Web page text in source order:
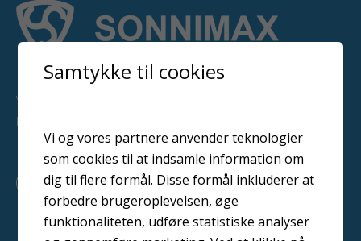
Vi leverer professionelle løsninger til overfladebehandling i
hele Danmark
L
i
n
k
e
Y
o
u
t
u
Samtykke til cookies
Vi og vores partnere anvender teknologier
som cookies til at indsamle information om
dig til flere formål. Disse formål inkluderer at
forbedre brugeroplevelsen, øge
funktionaliteten, udføre statistiske analyser